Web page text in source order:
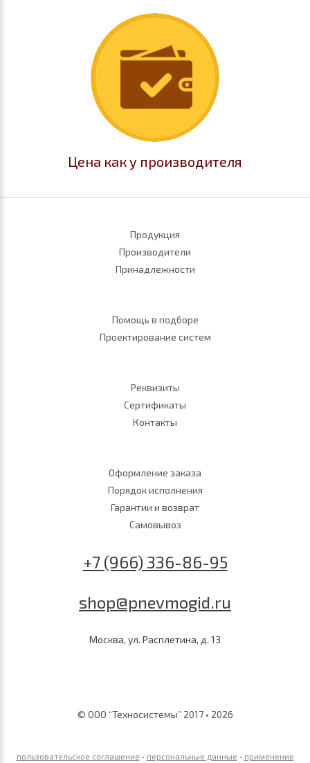
Цена как у производителя
Продукция
Производители
Принадлежности
Помощь в подборе
Проектирование систем
Реквизиты
Сертификаты
Контакты
Оформление заказа
Порядок исполнения
Гарантии и возврат
Самовывоз
+7 (966) 336-86-95
shop@pnevmogid.ru
Москва, ул. Расплетина, д. 13
© ООО “Техносистемы” 2017 • 2026
пользовательское соглашение • персональные данные • применение